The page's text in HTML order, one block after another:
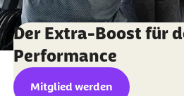
Der Extra-Boost für
Performance
externer Link:
Mitglied werden